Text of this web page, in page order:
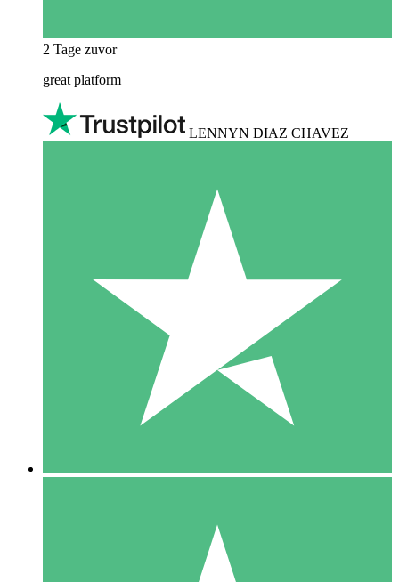
2 Tage zuvor
great platform
LENNYN DIAZ CHAVEZ